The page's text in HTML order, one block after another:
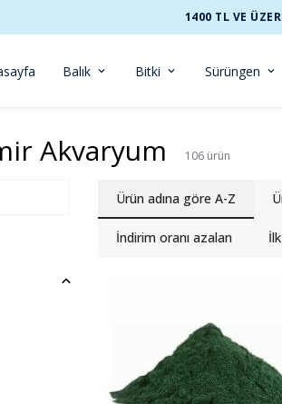
1400 TL VE
Balık Bitki Sürüngen
Akvaryum 106 ürün
Ürün adına göre A-Z
İndirim oranı azalan